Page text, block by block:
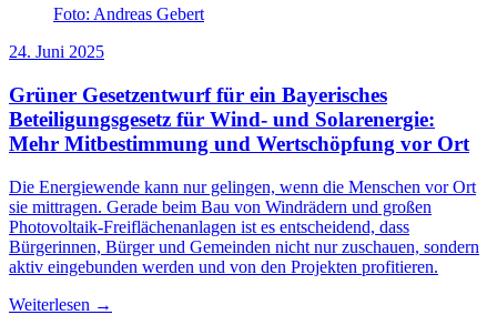
Foto: Andreas Gebert
24. Juni 2025
Grüner Gesetzentwurf für ein Bayerisches
Beteiligungsgesetz für Wind- und Solarenergie:
Mehr Mitbestimmung und Wertschöpfung vor Ort
Die Energiewende kann nur gelingen, wenn die Menschen vor Ort
sie mittragen. Gerade beim Bau von Windrädern und großen
Photovoltaik-Freiflächenanlagen ist es entscheidend, dass
Bürgerinnen, Bürger und Gemeinden nicht nur zuschauen, sondern
aktiv eingebunden werden und von den Projekten profitieren.
Weiterlesen →